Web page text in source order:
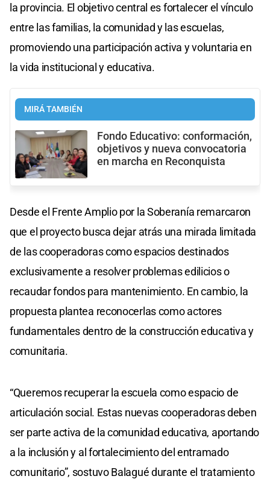
la provincia. El objetivo central es fortalecer el vínculo
entre las familias, la comunidad y las escuelas,
promoviendo una participación activa y voluntaria en
la vida institucional y educativa.
MIRÁ TAMBIÉN
Fondo Educativo: conformación,
objetivos y nueva convocatoria
en marcha en Reconquista
Desde el Frente Amplio por la Soberanía remarcaron
que el proyecto busca dejar atrás una mirada limitada
de las cooperadoras como espacios destinados
exclusivamente a resolver problemas edilicios o
recaudar fondos para mantenimiento. En cambio, la
propuesta plantea reconocerlas como actores
fundamentales dentro de la construcción educativa y
comunitaria.
“Queremos recuperar la escuela como espacio de
articulación social. Estas nuevas cooperadoras deben
ser parte activa de la comunidad educativa, aportando
a la inclusión y al fortalecimiento del entramado
comunitario”, sostuvo Balagué durante el tratamiento